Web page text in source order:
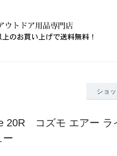
ショ
コズモ エアー ラ
ー